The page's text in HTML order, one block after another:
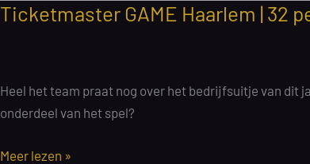
2025
CHAOS
104
personen
12
Ticketmaster GAME Haarlem | 32
Heel het team praat nog over het bedrijfsuitje van dit
onderdeel van het spel?
Ticketmaster
Meer lezen »